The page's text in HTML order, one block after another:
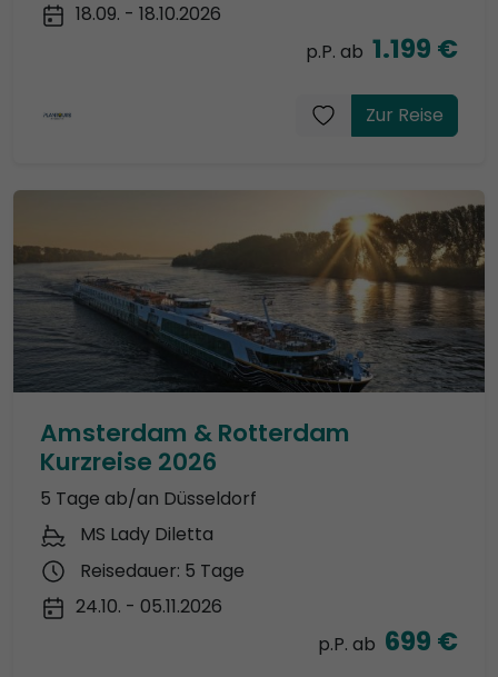
18.09. - 18.10.2026
p.P. ab 1.199 €
Zur Reise
Amsterdam & Rotterdam
Kurzreise 2026
5 Tage ab/an Düsseldorf
MS Lady Diletta
Reisedauer: 5 Tage
24.10. - 05.11.2026
p.P. ab 699 €